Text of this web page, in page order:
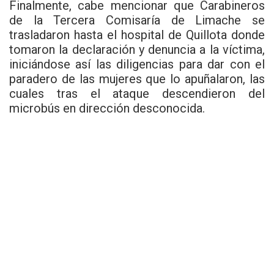
Finalmente, cabe mencionar que Carabineros
de la Tercera Comisaría de Limache se
trasladaron hasta el hospital de Quillota donde
tomaron la declaración y denuncia a la víctima,
iniciándose así las diligencias para dar con el
paradero de las mujeres que lo apuñalaron, las
cuales tras el ataque descendieron del
microbús en dirección desconocida.